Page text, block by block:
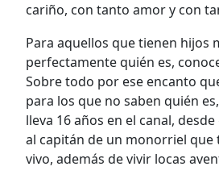
cariño, con tanto amor y con
Para aquellos que tienen hijos
perfectamente quién es,
Sobre todo por ese encanto
para los que no saben quién
lleva 16 años en el canal,
al capitán de un monorriel que
vivo, además de vivir locas